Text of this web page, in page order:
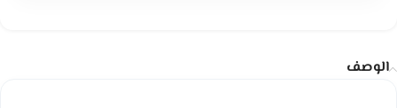
الوصف